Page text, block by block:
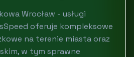
Wrocław - usługi
oferuje kompleksowe
na terenie miasta oraz
w tym sprawne